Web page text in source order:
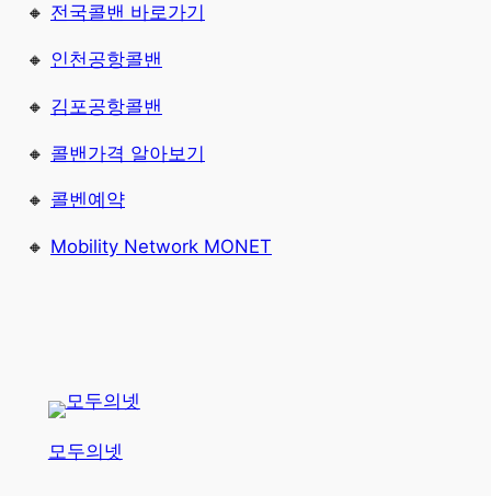
🔸 전국콜밴 바로가기
🔸 인천공항콜밴
🔸 김포공항콜밴
🔸 콜밴가격 알아보기
🔸 콜벤예약
🔸 Mobility Network MONET
모두의넷